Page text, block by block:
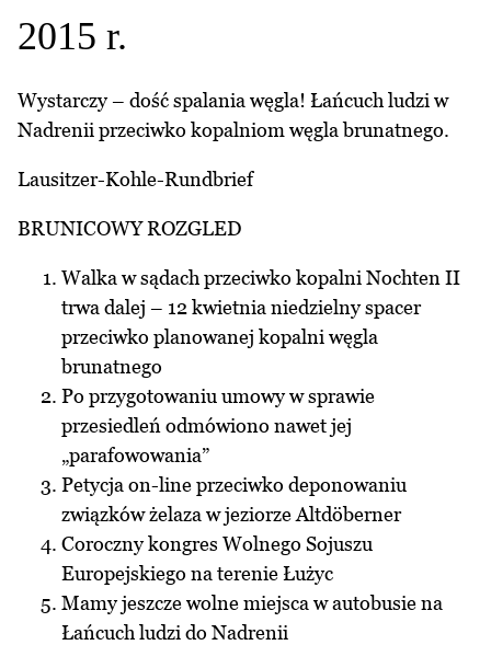
2015 r.
Wystarczy – dość spalania węgla! Łańcuch ludzi w
Nadrenii przeciwko kopalniom węgla brunatnego.
Lausitzer-Kohle-Rundbrief
BRUNICOWY ROZGLED
Walka w sądach przeciwko kopalni Nochten II
trwa dalej – 12 kwietnia niedzielny spacer
przeciwko planowanej kopalni węgla
brunatnego
Po przygotowaniu umowy w sprawie
przesiedleń odmówiono nawet jej
„parafowowania”
Petycja on-line przeciwko deponowaniu
związków żelaza w jeziorze Altdöberner
Coroczny kongres Wolnego Sojuszu
Europejskiego na terenie Łużyc
Mamy jeszcze wolne miejsca w autobusie na
Łańcuch ludzi do Nadrenii